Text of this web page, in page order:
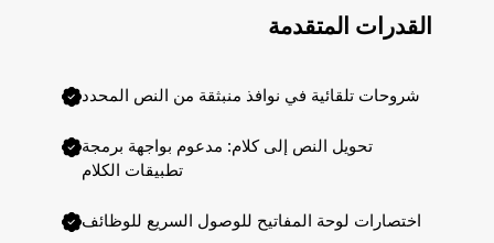
القدرات المتقدمة
شروحات تلقائية في نوافذ منبثقة من النص المحدد
تحويل النص إلى كلام: مدعوم بواجهة برمجة
تطبيقات الكلام
اختصارات لوحة المفاتيح للوصول السريع للوظائف